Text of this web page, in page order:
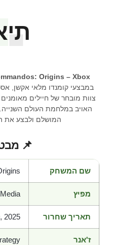
Origins – Xbox
במבצעי קומנדו מלאי אקשן,
צוות מובחר של חיילים
האויב במלחמת העולם
המושלם ולבצע את
📌
שם המשחק
מפיץ
תאריך שחרור 2025
ז'אנר